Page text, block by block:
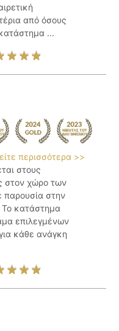
από όσους
...
περισσότερα >>
στους
στον χώρο των
παρουσία στην
Το κατάστημα
επιλεγμένων
κάθε ανάγκη